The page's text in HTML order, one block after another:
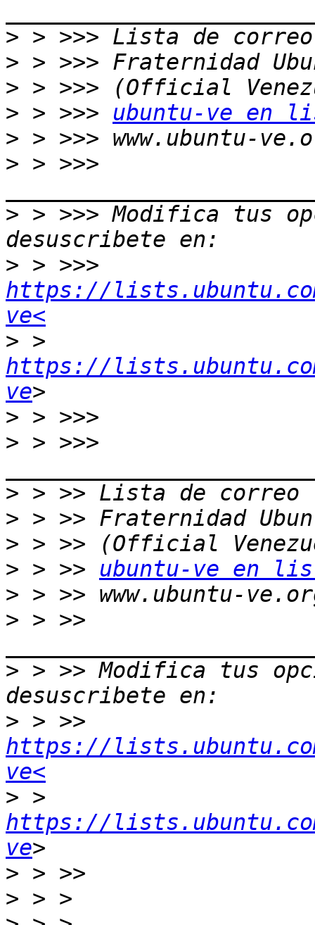
>
>
>
> > >>> ubuntu-ve en
>
> > >>>
> > >>> Modifica tus
>
https://
ve<
>
https://
ve
>
> > >>>
>
>
>
> > >> ubuntu-ve en
>
> > >>
> > >> Modifica tus
>
https://
ve<
>
https://
ve
>
>